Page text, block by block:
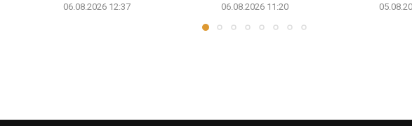
06.08.2026 12:37 06.08.2026 11:20